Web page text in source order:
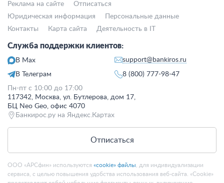
Реклама на сайте
Отписаться
Юридическая информация
Персональные данные
Контакты
Карта сайта Деятельность в IT
Служба поддержки клиентов:
В Max
В Телеграм
support@bankiros.ru
8 (800) 777-98-47
Пн-пт с 10:00 до 17:00
117342, Москва, ул. Бутлерова, дом 17,
БЦ Neo Geo, офис 4070
Банкирос.ру на Яндекс.Картах
Отписаться
ООО «АРСфин» используются «cookie» файлы , для индивидуализации
сервиса, с целью повышения удобства использования веб-сайта. «Cookie»